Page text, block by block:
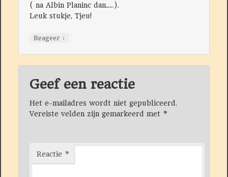
( na Albin Planinc dan…..).
Leuk stukje, Tjeu!
Reageer ↓
Geef een reactie
Het e-mailadres wordt niet gepubliceerd.
Vereiste velden zijn gemarkeerd met *
Reactie *